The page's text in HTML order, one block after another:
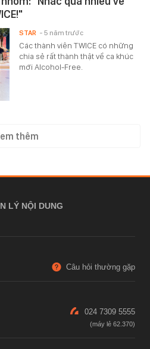
Các thành viên TWICE có những
chia sẻ rất thành thật về ca khúc
mới Alcohol-Free.
STAR - 5 năm trước
thêm
LÝ NỘI DUNG
Câu hỏi thường gặp
024 7309 5555